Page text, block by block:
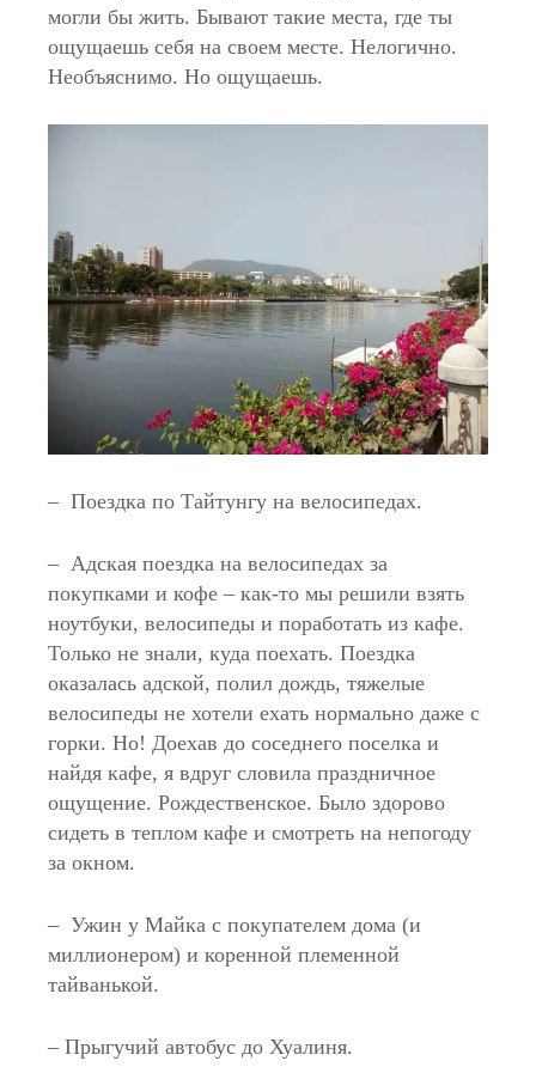
могли бы жить. Бывают такие места, где ты
ощущаешь себя на своем месте. Нелогично.
Необъяснимо. Но ощущаешь.
– Поездка по Тайтунгу на велосипедах.
– Адская поездка на велосипедах за
покупками и кофе – как-то мы решили взять
ноутбуки, велосипеды и поработать из кафе.
Только не знали, куда поехать. Поездка
оказалась адской, полил дождь, тяжелые
велосипеды не хотели ехать нормально даже с
горки. Но! Доехав до соседнего поселка и
найдя кафе, я вдруг словила праздничное
ощущение. Рождественское. Было здорово
сидеть в теплом кафе и смотреть на непогоду
за окном.
– Ужин у Майка с покупателем дома (и
миллионером) и коренной племенной
тайванькой.
– Прыгучий автобус до Хуалиня.